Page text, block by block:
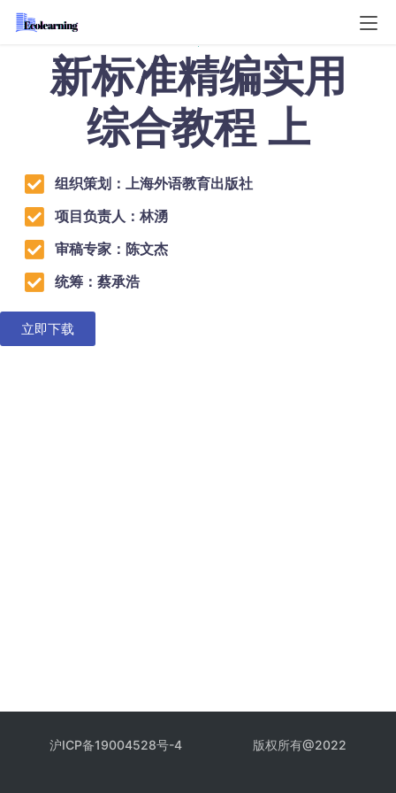
新标准精编实用
综合教程 上
组织策划：上海外语教育出版社
项目负责人：林湧
审稿专家：陈文杰
统筹：蔡承浩
立即下载
沪ICP备19004528号-4 版权所有@2022